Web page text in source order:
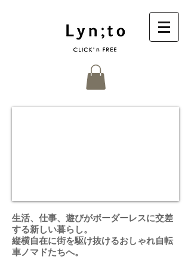
生活、仕事、遊びがボーダーレスに交差
する新しい暮らし。
​縦横自在に街を駆け抜けるおしゃれ自転
車ノマドたちへ。